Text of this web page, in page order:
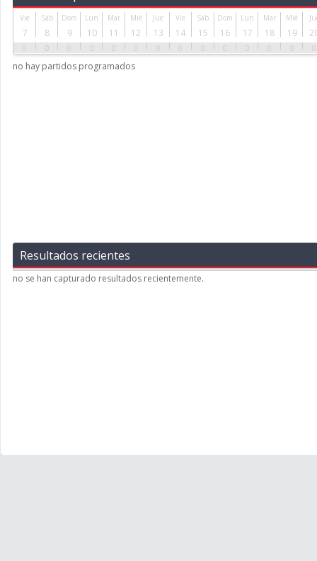
Vie
7
0
Sáb
8
0
Dom
9
0
Lun
10
0
Mar
11
0
Mié
12
0
Jue
13
0
Vie
14
0
Sáb
15
0
Dom
16
0
Lun
17
0
Mar
18
0
Mié
19
0 0
no hay partidos programados
Resultados recientes
no se han capturado resultados recientemente.